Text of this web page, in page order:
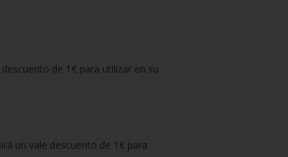
de 1€ para utilizar en su
un vale descuento de 1€ para